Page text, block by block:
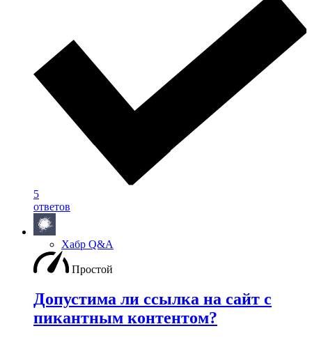
5
ответов
Хабр Q&A
Простой
Допустима ли ссылка на сайт с
пикантным контентом?